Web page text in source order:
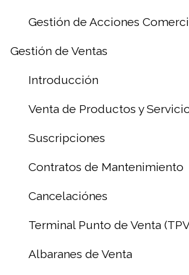
Gestión de Acciones
Gestión de Ventas
Introducción
Venta de Productos y
Suscripciones
Contratos de Mantenimiento
Cancelaciónes
Terminal Punto de Venta
Albaranes de Venta